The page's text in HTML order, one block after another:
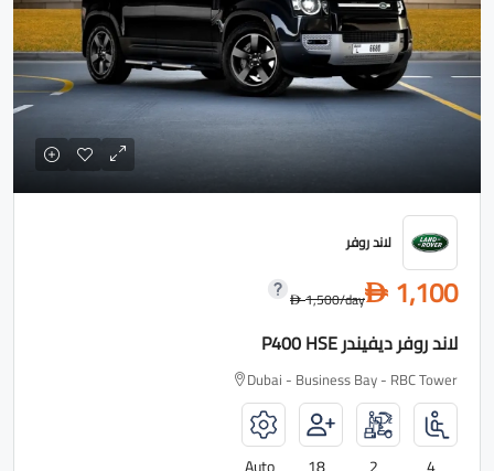
لاند روفر
D 1,100
D1,500/day
لاند روفر ديفيندر P400 HSE
Dubai - Business Bay - RBC Tower